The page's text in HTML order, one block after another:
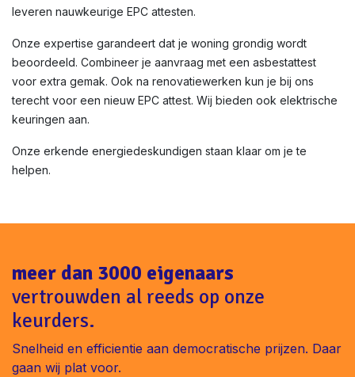
leveren nauwkeurige EPC attesten.
Onze expertise garandeert dat je woning grondig wordt
beoordeeld. Combineer je aanvraag met een asbestattest
voor extra gemak. Ook na renovatiewerken kun je bij ons
terecht voor een nieuw EPC attest. Wij bieden ook elektrische
keuringen aan.
Onze erkende energiedeskundigen staan klaar om je te
helpen.
meer dan 3000 eigenaars
vertrouwden al reeds op onze
keurders.
Snelheid en efficientie aan democratische prijzen. Daar
gaan wij plat voor.